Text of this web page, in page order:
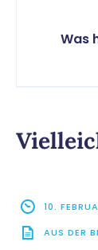
Was
10.
AUS DER